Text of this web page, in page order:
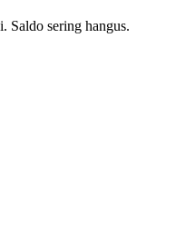
Saldo sering hangus.